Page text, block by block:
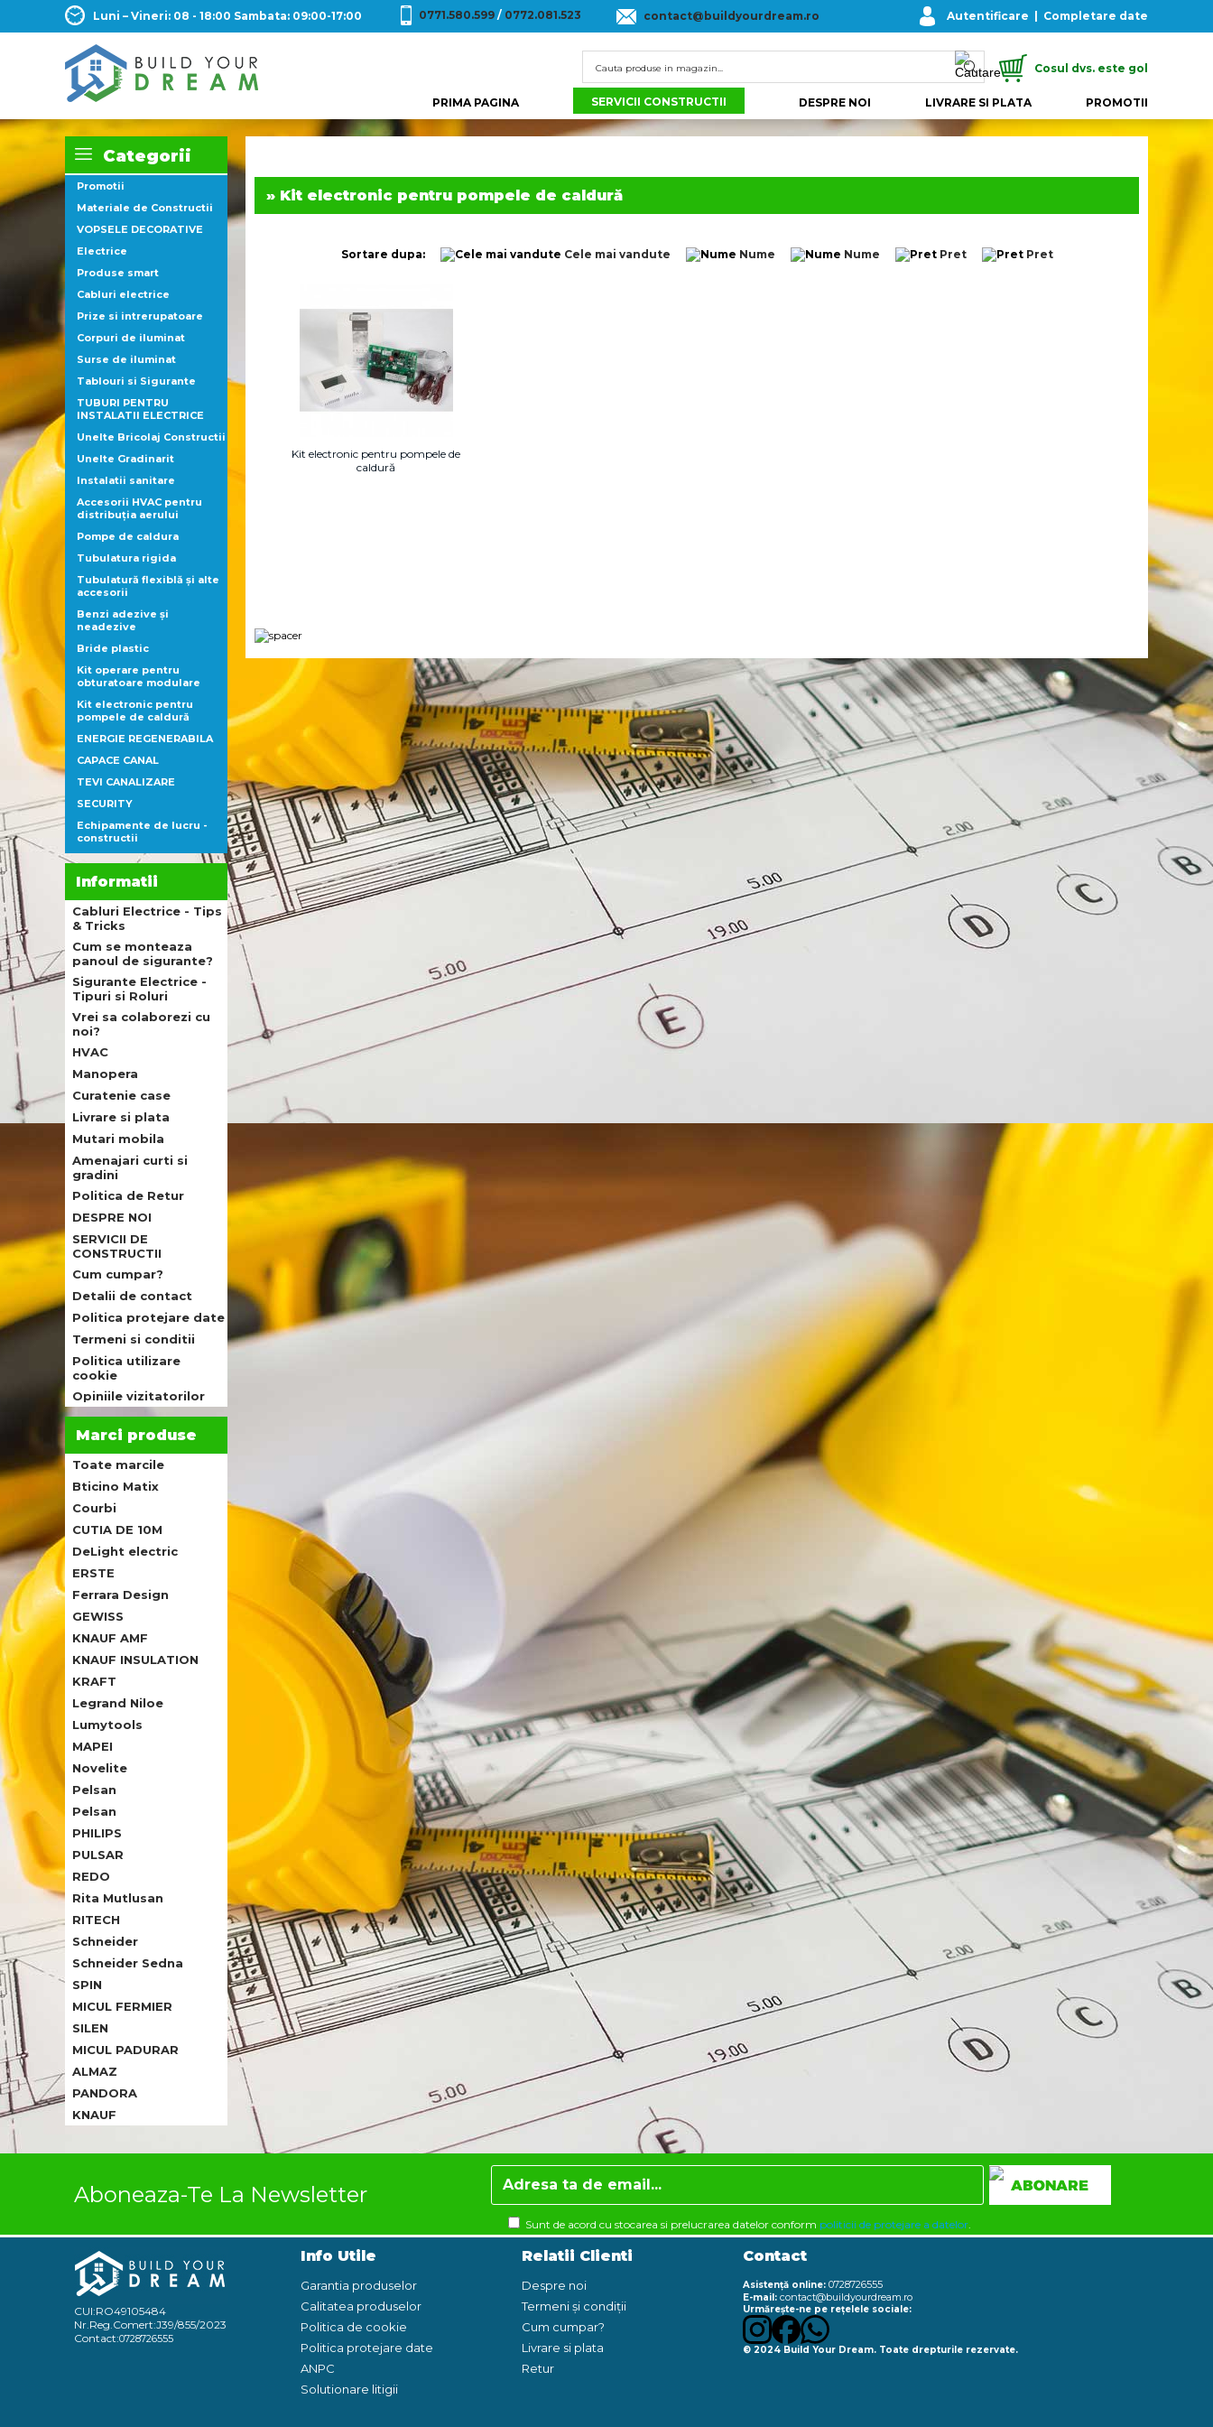
Luni – Vineri: 08 - 18:00 Sambata: 09:00-17:00 0771.580.599 / 0772.081.523 contact@buildyourdream.ro Autentificare Completare date
Cosul dvs. este gol
PRIMA PAGINA SERVICII CONSTRUCTII DESPRE NOI LIVRARE SI PLATA PROMOTII
Categorii
Promotii
Materiale de Constructii
VOPSELE DECORATIVE
Electrice
Produse smart
Cabluri electrice
Prize si intrerupatoare
Corpuri de iluminat
Surse de iluminat
Tablouri si Sigurante
TUBURI PENTRU
INSTALATII ELECTRICE
Unelte Bricolaj Constructii
Unelte Gradinarit
Instalatii sanitare
Accesorii HVAC pentru
distribuţia aerului
Pompe de caldura
Tubulatura rigida
Tubulatură flexiblă şi alte
accesorii
Benzi adezive şi
neadezive
Bride plastic
Kit operare pentru
obturatoare modulare
Kit electronic pentru
pompele de caldură
ENERGIE REGENERABILA
CAPACE CANAL
TEVI CANALIZARE
SECURITY
Echipamente de lucru -
constructii
Informatii
Cabluri Electrice - Tips
& Tricks
Cum se monteaza
panoul de sigurante?
Sigurante Electrice -
Tipuri si Roluri
Vrei sa colaborezi cu
noi?
HVAC
Manopera
Curatenie case
Livrare si plata
Mutari mobila
Amenajari curti si
gradini
Politica de Retur
DESPRE NOI
SERVICII DE
CONSTRUCTII
Cum cumpar?
Detalii de contact
Politica protejare date
Termeni si conditii
Politica utilizare
cookie
Opiniile vizitatorilor
Marci produse
Toate marcile
Bticino Matix
Courbi
CUTIA DE 10M
DeLight electric
ERSTE
Ferrara Design
GEWISS
KNAUF AMF
KNAUF INSULATION
KRAFT
Legrand Niloe
Lumytools
MAPEI
Novelite
Pelsan
Pelsan
PHILIPS
PULSAR
REDO
Rita Mutlusan
RITECH
Schneider
Schneider Sedna
SPIN
MICUL FERMIER
SILEN
MICUL PADURAR
ALMAZ
PANDORA
KNAUF
» Kit electronic pentru pompele de caldură
Sortare dupa: Cele mai vandute Nume Nume Pret Pret
Kit electronic pentru pompele de
caldură
Aboneaza-Te La Newsletter
Sunt de acord cu stocarea si prelucrarea datelor conform politicii de protejare a datelor.
CUI:RO49105484
Nr.Reg.Comert:J39/855/2023
Contact:0728726555
Info Utile
Garantia produselor
Calitatea produselor
Politica de cookie
Politica protejare date
ANPC
Solutionare litigii
Relatii Clienti
Despre noi
Termeni și condiții
Cum cumpar?
Livrare si plata
Retur
Contact
Asistență online: 0728726555
E-mail: contact@buildyourdream.ro
Urmărește-ne pe rețelele sociale:
© 2024 Build Your Dream. Toate drepturile rezervate.